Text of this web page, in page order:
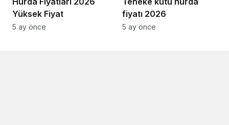
Yüksek Fiyat
5 ay önce
fiyatı 2026
5 ay önce